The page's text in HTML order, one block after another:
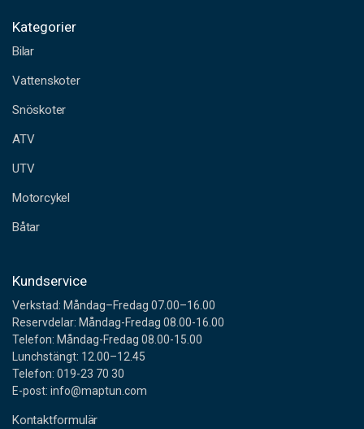
o
t
a
r
s
s
Kategorier
Bilar
Vattenskoter
Snöskoter
ATV
UTV
Motorcykel
Båtar
Kundservice
Verkstad: Måndag–Fredag 07.00–16.00
Reservdelar: Måndag-Fredag 08.00-16.00
Telefon: Måndag-Fredag 08.00-15.00
Lunchstängt: 12.00–12.45
Telefon: 019-23 70 30
E-post: info@maptun.com
Kontaktformulär